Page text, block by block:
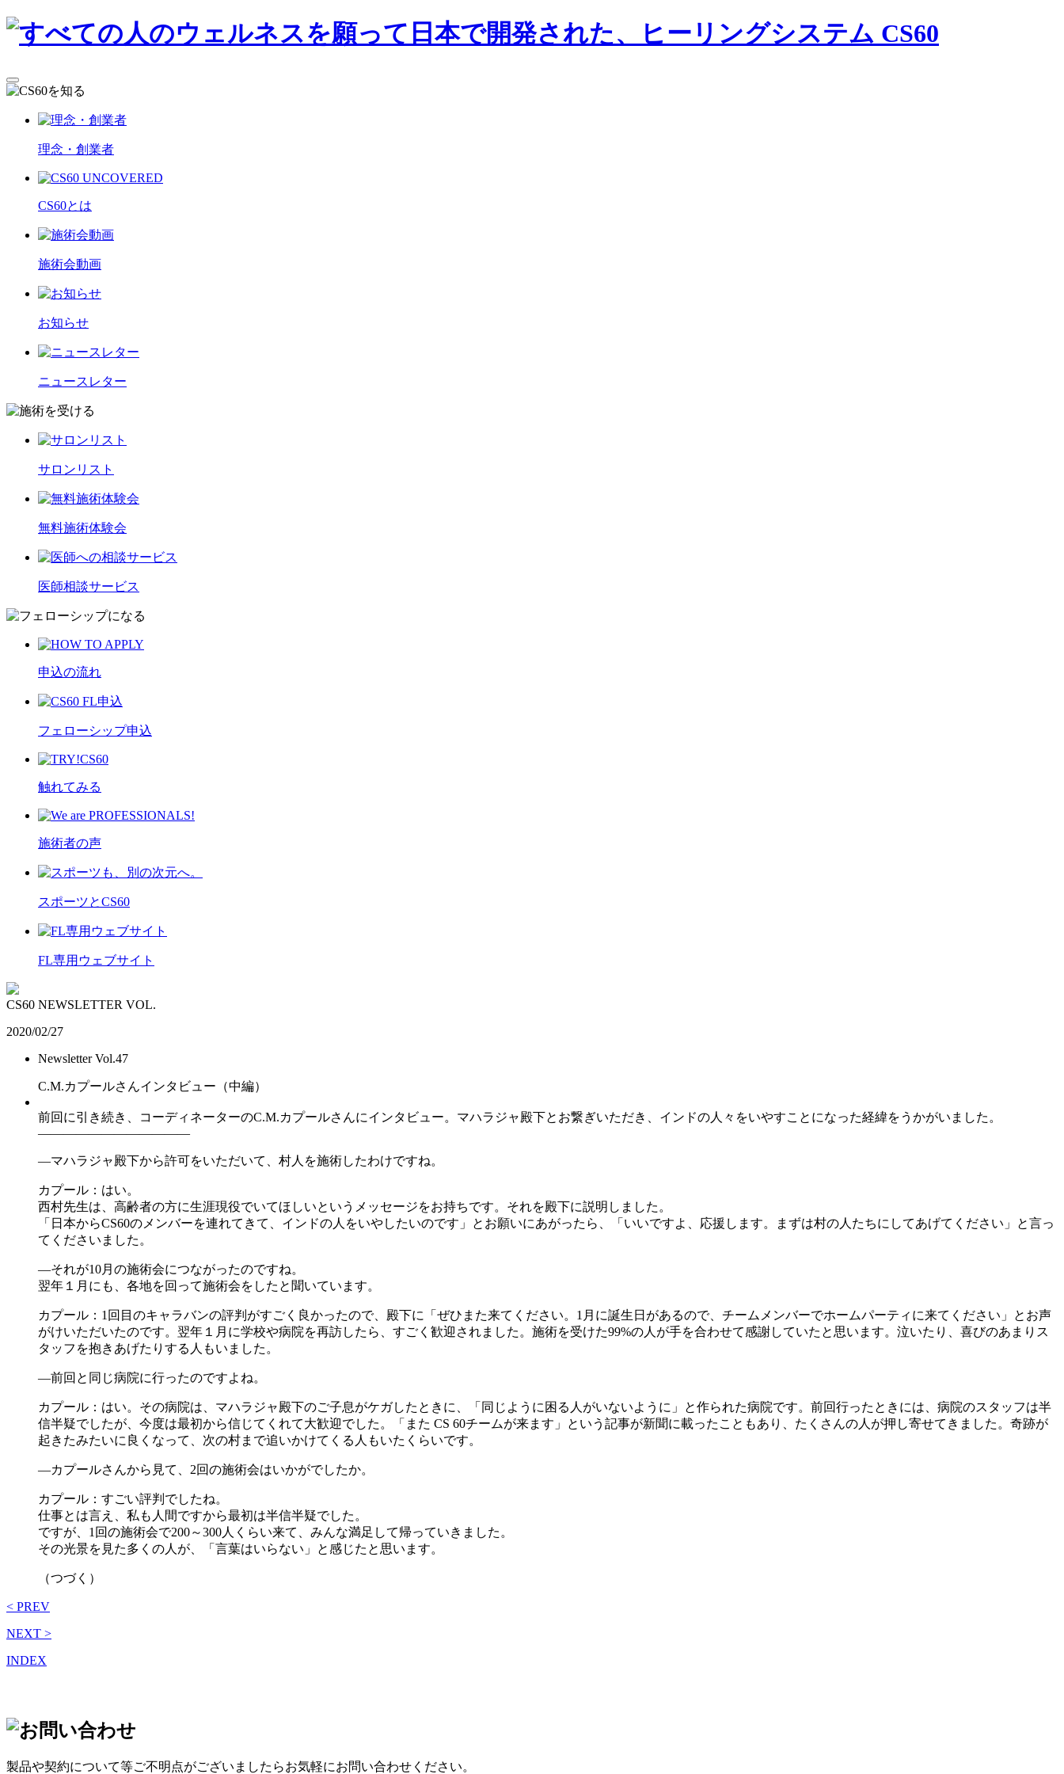
理念・創業者
CS60とは
施術会動画
お知らせ
ニュースレター
サロンリスト
無料施術体験会
医師相談サービス
申込の流れ
フェローシップ申込
触れてみる
施術者の声
スポーツとCS60
FL専用ウェブサイト
CS60 NEWSLETTER VOL.
2020/02/27
Newsletter Vol.47
C.M.カプールさんインタビュー（中編）
前回に引き続き、コーディネーターのC.M.カプールさんにインタビュー。マハラジャ殿下とお繋ぎいただき、インドの人々をいやすことになった経緯をうかがいました。
――――――――――――
―マハラジャ殿下から許可をいただいて、村人を施術したわけですね。
カプール：はい。
西村先生は、高齢者の方に生涯現役でいてほしいというメッセージをお持ちです。それを殿下に説明しました。
「日本からCS60のメンバーを連れてきて、インドの人をいやしたいのです」とお願いにあがったら、「いいですよ、応援します。まずは村の人たちにしてあげてください」と言っ
てくださいました。
―それが10月の施術会につながったのですね。
翌年１月にも、各地を回って施術会をしたと聞いています。
カプール：1回目のキャラバンの評判がすごく良かったので、殿下に「ぜひまた来てください。1月に誕生日があるので、チームメンバーでホームパーティに来てください」とお声
がけいただいたのです。翌年１月に学校や病院を再訪したら、すごく歓迎されました。施術を受けた99%の人が手を合わせて感謝していたと思います。泣いたり、喜びのあまりス
タッフを抱きあげたりする人もいました。
―前回と同じ病院に行ったのですよね。
カプール：はい。その病院は、マハラジャ殿下のご子息がケガしたときに、「同じように困る人がいないように」と作られた病院です。前回行ったときには、病院のスタッフは半
信半疑でしたが、今度は最初から信じてくれて大歓迎でした。「また CS 60チームが来ます」という記事が新聞に載ったこともあり、たくさんの人が押し寄せてきました。奇跡が
起きたみたいに良くなって、次の村まで追いかけてくる人もいたくらいです。
―カプールさんから見て、2回の施術会はいかがでしたか。
カプール：すごい評判でしたね。
仕事とは言え、私も人間ですから最初は半信半疑でした。
ですが、1回の施術会で200～300人くらい来て、みんな満足して帰っていきました。
その光景を見た多くの人が、「言葉はいらない」と感じたと思います。
（つづく）
< PREV
NEXT >
INDEX
製品や契約について等ご不明点がございましたらお気軽にお問い合わせください。